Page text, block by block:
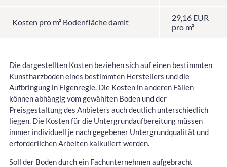
Kosten pro m² Bodenfläche damit
29,16 EUR
pro m²
Die dargestellten Kosten beziehen sich auf einen bestimmten
Kunstharzboden eines bestimmten Herstellers und die
Aufbringung in Eigenregie. Die Kosten in anderen Fällen
können abhängig vom gewählten Boden und der
Preisgestaltung des Anbieters auch deutlich unterschiedlich
liegen. Die Kosten für die Untergrundaufbereitung müssen
immer individuell je nach gegebener Untergrundqualität und
erforderlichen Arbeiten kalkuliert werden.
Soll der Boden durch ein Fachunternehmen aufgebracht